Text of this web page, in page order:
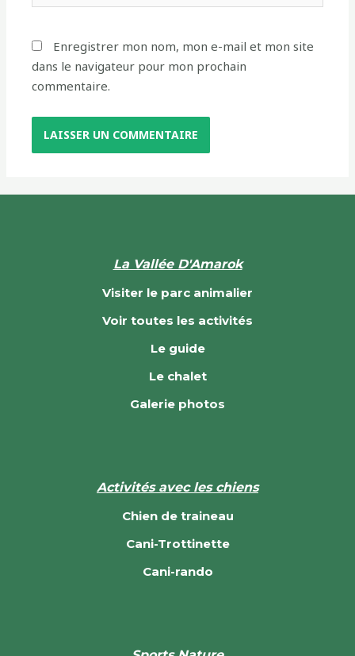
Enregistrer mon nom, mon e-mail et mon site
dans le navigateur pour mon prochain
commentaire.
La Vallée D'Amarok
Visiter le parc animalier
Voir toutes les activités
Le guide
Le chalet
Galerie photos
Activités avec les chiens
Chien de traineau
Cani-Trottinette
Cani-rando